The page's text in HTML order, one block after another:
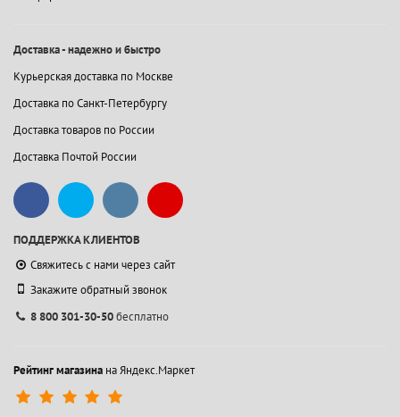
Доставка - надежно и быстро
Курьерская доставка по Москве
Доставка по Санкт-Петербургу
Доставка товаров по России
Доставка Почтой России
ПОДДЕРЖКА КЛИЕНТОВ
Свяжитесь с нами через сайт
Закажите обратный звонок
8 800 301-30-50бесплатно
Рейтинг магазина на Яндекс.Маркет